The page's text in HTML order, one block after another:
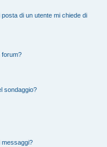
di un utente mi chiede di
forum?
sondaggio?
messaggi?